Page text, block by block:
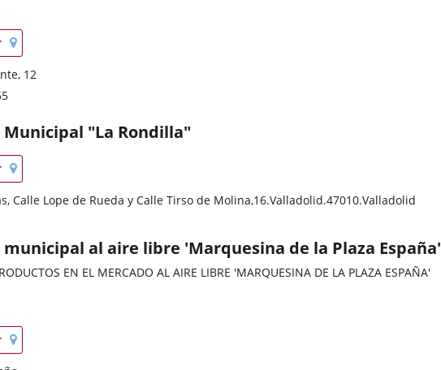
Enlace
a
una
aplicación
12
Municipal "La Rondilla"
Enlace
a
una
Calle Lope de Rueda y Calle Tirso de Molina,16.Valladolid.47010.Valladolid
al aire libre 'Marquesina de la Plaza España'
EN EL MERCADO AL AIRE LIBRE 'MARQUESINA DE LA PLAZA ESPAÑA'
Enlace
a